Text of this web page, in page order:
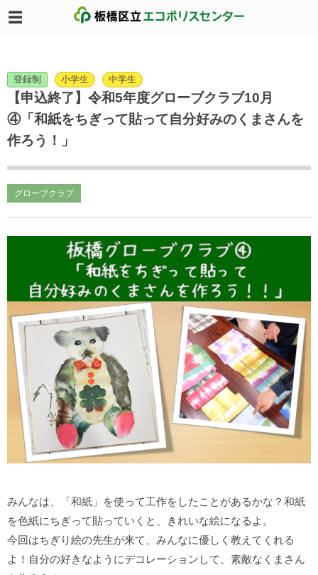
登録制 小学生 中学生
【申込終了】令和5年度グローブクラブ10月
④「和紙をちぎって貼って自分好みのくまさんを
作ろう！」
グローブクラブ
みんなは、「和紙」を使って工作をしたことがあるかな？和紙
を色紙にちぎって貼っていくと、きれいな絵になるよ。
今回はちぎり絵の先生が来て、みんなに優しく教えてくれる
よ！自分の好きなようにデコレーションして、素敵なくまさん